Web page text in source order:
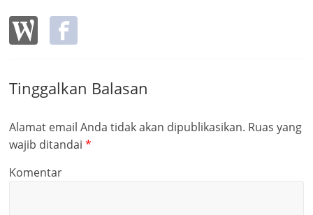
Tinggalkan Balasan
Alamat email Anda tidak akan dipublikasikan. Ruas yang
wajib ditandai*
Komentar